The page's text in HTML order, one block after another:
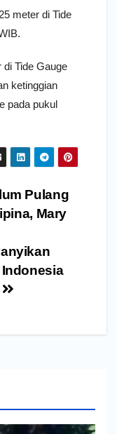
meter di Tide
di Tide Gauge
ketinggian
pada pukul
Pulang
Mary